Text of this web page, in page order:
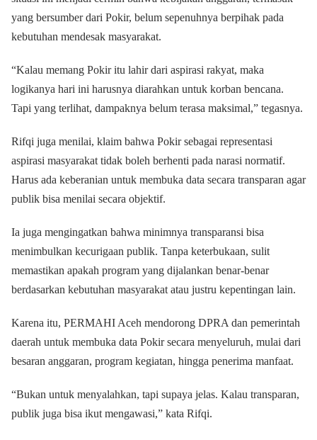
yang bersumber dari Pokir, belum sepenuhnya berpihak pada
kebutuhan mendesak masyarakat.
“Kalau memang Pokir itu lahir dari aspirasi rakyat, maka
logikanya hari ini harusnya diarahkan untuk korban bencana.
Tapi yang terlihat, dampaknya belum terasa maksimal,” tegasnya.
Rifqi juga menilai, klaim bahwa Pokir sebagai representasi
aspirasi masyarakat tidak boleh berhenti pada narasi normatif.
Harus ada keberanian untuk membuka data secara transparan agar
publik bisa menilai secara objektif.
Ia juga mengingatkan bahwa minimnya transparansi bisa
menimbulkan kecurigaan publik. Tanpa keterbukaan, sulit
memastikan apakah program yang dijalankan benar-benar
berdasarkan kebutuhan masyarakat atau justru kepentingan lain.
Karena itu, PERMAHI Aceh mendorong DPRA dan pemerintah
daerah untuk membuka data Pokir secara menyeluruh, mulai dari
besaran anggaran, program kegiatan, hingga penerima manfaat.
“Bukan untuk menyalahkan, tapi supaya jelas. Kalau transparan,
publik juga bisa ikut mengawasi,” kata Rifqi.